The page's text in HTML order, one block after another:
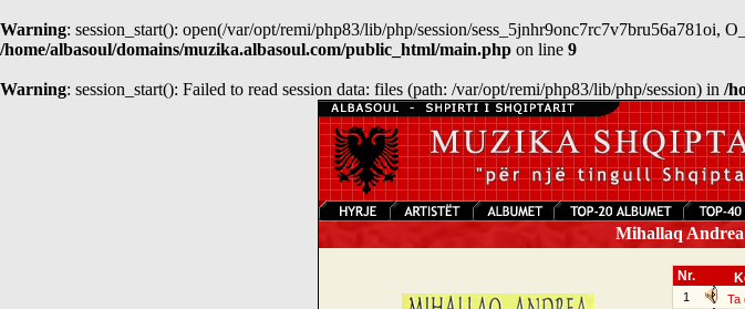
Warning: session_start(): open(/var/opt/remi/php83/lib/php/session/sess_5jnhr9onc7rc7v7bru56a781oi,
/home/albasoul/domains/muzika.albasoul.com/public_html/main.php on line 9
Warning: session_start(): Failed to read session data: files (path: /var/opt/remi/php83/lib/php/session) in /
Mihallaq
Nr.
1 Ta